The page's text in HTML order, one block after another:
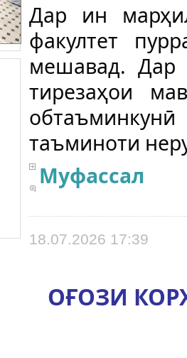
Дар ин
факултет
мешавад. Дар
тирезаҳои
Муфассал
18.07.2026 17:39
ОҒОЗИ